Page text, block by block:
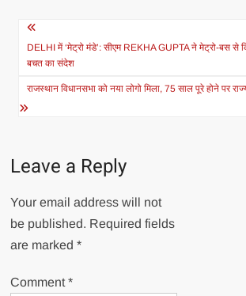
Post
navigation
DELHI में ‘मेट्रो मंडे’: सीएम REKHA GUPTA ने मेट्रो-बस से
बचत का संदेश
राजस्थान विधानसभा को नया लोगो मिला, 75 साल पूरे होने पर
Leave a Reply
Your email address will not
be published. Required fields
are marked*
Comment*